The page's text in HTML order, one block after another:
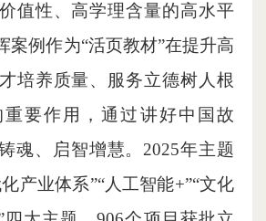
值性、高学理含量的高水平
案例作为“活页教材”在提升高
培养质量、服务立德树人根
要作用，通过讲好中国故
魂、启智增慧。 2025年主题
产业体系”“人工智能+”“文化